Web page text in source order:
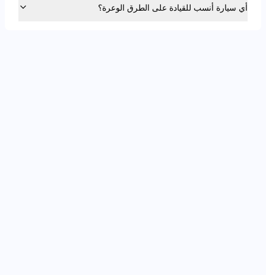
أي سيارة أنسب للقيادة على الطرق الوعرة؟